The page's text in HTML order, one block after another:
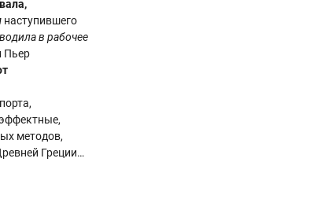
наступившего
в рабочее
Пьер
методов,
Греции…